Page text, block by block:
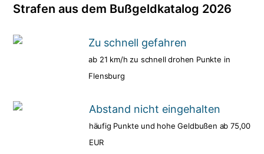
Strafen aus dem Bußgeldkatalog 2026
Zu schnell gefahren
ab 21 km/h zu schnell drohen Punkte in
Flensburg
Abstand nicht eingehalten
häufig Punkte und hohe Geldbußen ab 75,00
EUR